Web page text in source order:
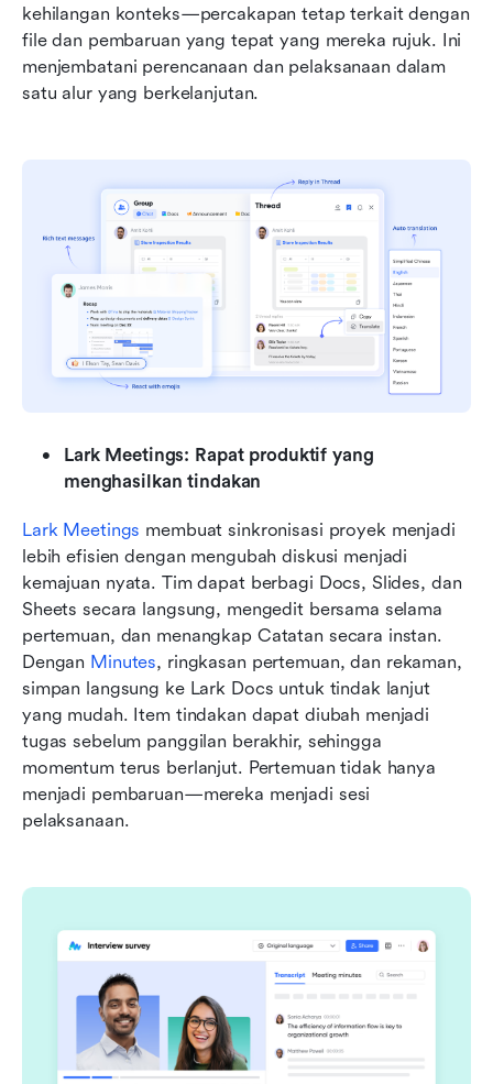
kehilangan konteks—percakapan tetap terkait dengan
file dan pembaruan yang tepat yang mereka rujuk. Ini
menjembatani perencanaan dan pelaksanaan dalam
satu alur yang berkelanjutan.
Lark Meetings: Rapat produktif yang
menghasilkan tindakan
Lark Meetings membuat sinkronisasi proyek menjadi
lebih efisien dengan mengubah diskusi menjadi
kemajuan nyata. Tim dapat berbagi Docs, Slides, dan
Sheets secara langsung, mengedit bersama selama
pertemuan, dan menangkap Catatan secara instan.
Dengan Minutes, ringkasan pertemuan, dan rekaman,
simpan langsung ke Lark Docs untuk tindak lanjut
yang mudah. Item tindakan dapat diubah menjadi
tugas sebelum panggilan berakhir, sehingga
momentum terus berlanjut. Pertemuan tidak hanya
menjadi pembaruan—mereka menjadi sesi
pelaksanaan.